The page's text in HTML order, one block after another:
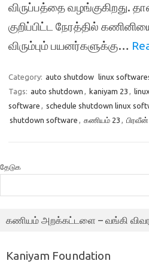
விருப்பத்தை வழங்குகிறது.
குறிப்பிட்ட நேரத்தில்
விரும்பும் பயனர்களுக்கு…
Category: auto shutdow linux
Tags: auto shutdown , kaniyam 23 ,
software , schedule shutdown linux
shutdown software , கணியம் 23 ,
தேடுக
கணியம் அறக்கட்டளை – வங்கி
Kaniyam Foundation